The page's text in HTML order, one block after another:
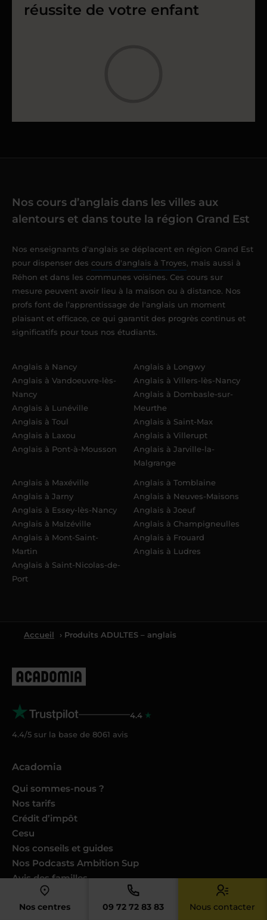
Nos centres 09 72 72 83 83 Nous contacter
réussite de votre enfant
Nos cours d’anglais dans les villes aux
alentours et dans toute la région Grand Est
Nos enseignants d'anglais se déplacent en région Grand Est
pour dispenser des cours d'anglais à Troyes, mais aussi à
Réhon et dans les communes voisines. Ces cours sur
mesure peuvent avoir lieu à la maison ou à distance. Nos
profs font de l’apprentissage de l'anglais un moment
plaisant et efficace, ce qui garantit des progrès continus et
significatifs pour tous nos étudiants.
Anglais à Nancy
Anglais à Vandoeuvre-lès-
Nancy
Anglais à Lunéville
Anglais à Toul
Anglais à Laxou
Anglais à Pont-à-Mousson
Anglais à Longwy
Anglais à Villers-lès-Nancy
Anglais à Dombasle-sur-
Meurthe
Anglais à Saint-Max
Anglais à Villerupt
Anglais à Jarville-la-
Malgrange
Anglais à Maxéville
Anglais à Jarny
Anglais à Essey-lès-Nancy
Anglais à Malzéville
Anglais à Mont-Saint-
Martin
Anglais à Saint-Nicolas-de-
Port
Anglais à Tomblaine
Anglais à Neuves-Maisons
Anglais à Joeuf
Anglais à Champigneulles
Anglais à Frouard
Anglais à Ludres
Accueil › Produits ADULTES – anglais
4.4
4.4/5 sur la base de 8061 avis
Acadomia
Qui sommes-nous ?
Nos tarifs
Crédit d’impôt
Cesu
Nos conseils et guides
Nos Podcasts Ambition Sup
Avis des familles
Avis des enseignants
Catalogues produits